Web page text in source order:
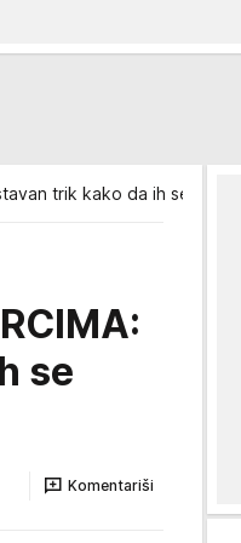
trik kako da ih se
se
Komentariši